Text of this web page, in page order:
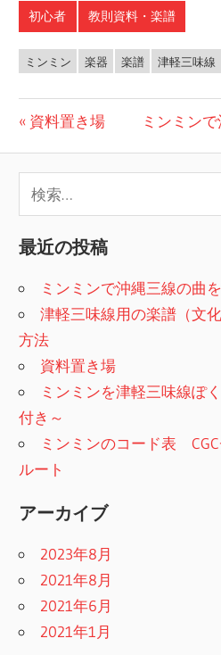
初心者 教則資料・楽譜
ミンミン 楽器 楽譜 津軽三味線
投
稿
ナ
ゲ
ー
シ
ョ
ン
前
投
稿:
資料置き場
次
投
ミンミン
索:
最近の投稿
ミンミンで沖縄三線の曲
津軽三味線用の楽譜（文
方法
資料置き場
ミンミンを津軽三味線ぽ
付き～
ミンミンのコード表
ルート
アーカイブ
2023年8月
2021年8月
2021年6月
2021年1月